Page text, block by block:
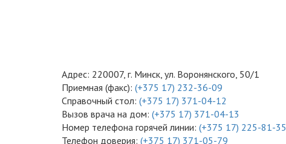
Адрес: 220007, г. Минск, ул. Воронянского, 50/1
Приемная (факс): (+375 17) 232-36-09
Справочный стол: (+375 17) 371-04-12
Вызов врача на дом: (+375 17) 371-04-13
Номер телефона горячей линии: (+375 17) 225-81-35
Телефон доверия: (+375 17) 371-05-79